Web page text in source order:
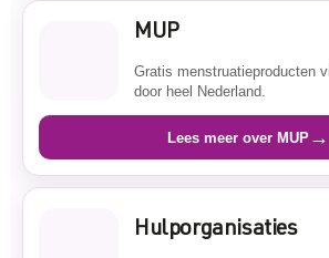
MUP
Gratis menstruatieproducten
door heel Nederland.
Lees meer over MUP →
Hulporganisaties